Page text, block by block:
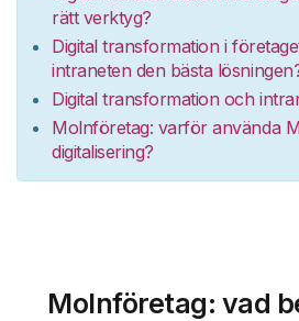
rätt verktyg?
Digital transformation i
intraneten den bästa
Digital transformation och
Molnföretag: varför använda
digitalisering?
Molnföretag: vad